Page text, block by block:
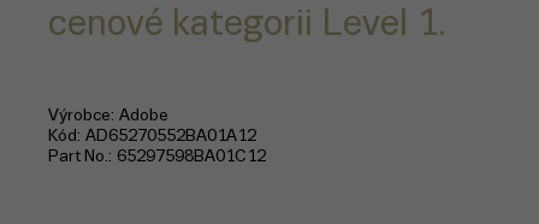
cenové kategorii Level 1.
Výrobce Adobe
Kód AD65270552BA01A12
Part No. 65297598BA01C12